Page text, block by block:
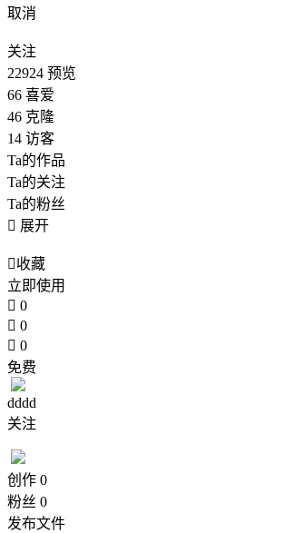
取消
关注
22924 预览
66 喜爱
46 克隆
14 访客
Ta的作品
Ta的关注
Ta的粉丝
 展开
收藏
立即使用
 0
 0
 0
免费
dddd
关注
创作 0
粉丝 0
发布文件